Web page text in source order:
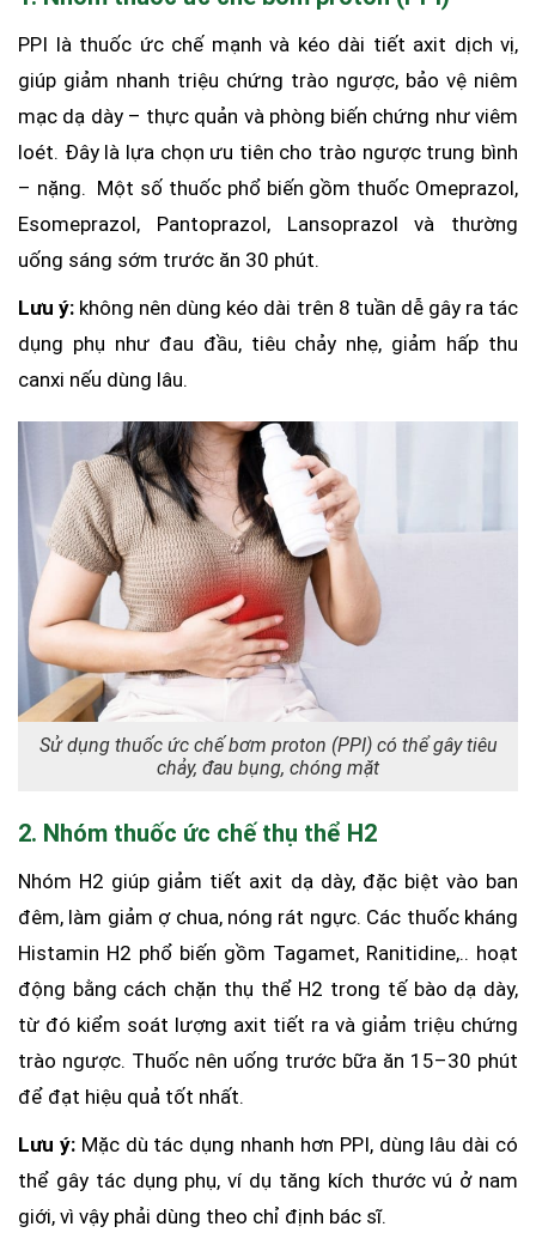
PPI là thuốc ức chế mạnh và kéo dài tiết axit dịch vị,
giúp giảm nhanh triệu chứng trào ngược, bảo vệ niêm
mạc dạ dày – thực quản và phòng biến chứng như viêm
loét. Đây là lựa chọn ưu tiên cho trào ngược trung bình
– nặng. Một số thuốc phổ biến gồm thuốc Omeprazol,
Esomeprazol, Pantoprazol, Lansoprazol và thường
uống sáng sớm trước ăn 30 phút.
Lưu ý: không nên dùng kéo dài trên 8 tuần dễ gây ra tác
dụng phụ như đau đầu, tiêu chảy nhẹ, giảm hấp thu
canxi nếu dùng lâu.
Sử dụng thuốc ức chế bơm proton (PPI) có thể gây tiêu
chảy, đau bụng, chóng mặt
2. Nhóm thuốc ức chế thụ thể H2
Nhóm H2 giúp giảm tiết axit dạ dày, đặc biệt vào ban
đêm, làm giảm ợ chua, nóng rát ngực. Các thuốc kháng
Histamin H2 phổ biến gồm Tagamet, Ranitidine,.. hoạt
động bằng cách chặn thụ thể H2 trong tế bào dạ dày,
từ đó kiểm soát lượng axit tiết ra và giảm triệu chứng
trào ngược. Thuốc nên uống trước bữa ăn 15–30 phút
để đạt hiệu quả tốt nhất.
Lưu ý:Mặc dù tác dụng nhanh hơn PPI, dùng lâu dài có
thể gây tác dụng phụ, ví dụ tăng kích thước vú ở nam
giới, vì vậy phải dùng theo chỉ định bác sĩ.